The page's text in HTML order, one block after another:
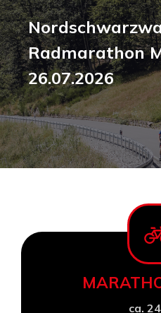
Radmarathon
26.07.2026
ca.